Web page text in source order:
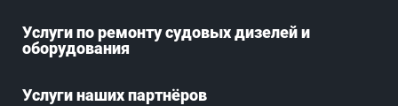
Услуги по ремонту судовых дизелей и
оборудования
Услуги наших партнёров